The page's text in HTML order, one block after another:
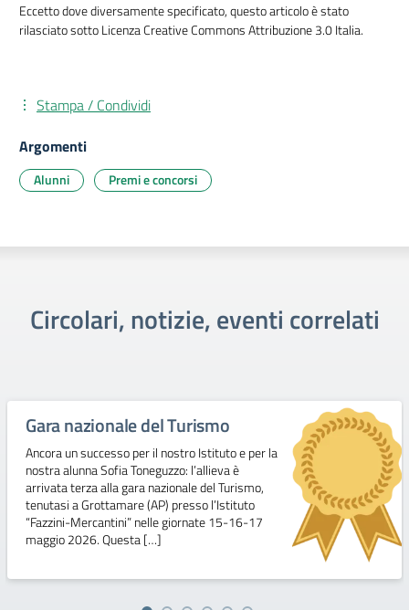
Eccetto dove diversamente specificato, questo articolo è stato
rilasciato sotto Licenza Creative Commons Attribuzione 3.0 Italia.
Stampa / Condividi
Argomenti
Alunni Premi e concorsi
Circolari, notizie, eventi correlati
Gara nazionale del Turismo
Ancora un successo per il nostro Istituto e per la
nostra alunna Sofia Toneguzzo: l’allieva è
arrivata terza alla gara nazionale del Turismo,
tenutasi a Grottamare (AP) presso l’Istituto
“Fazzini-Mercantini” nelle giornate 15-16-17
maggio 2026. Questa […]